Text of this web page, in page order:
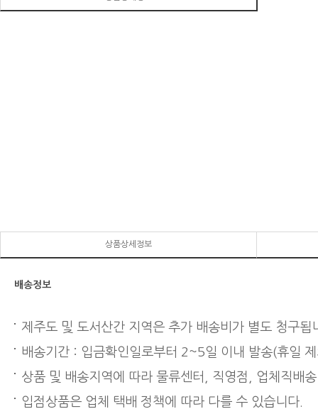
상품상세정보
배송정보
제주도 및 도서산간 지역은 추가 배송비가 별도 청구됩
배송기간 : 입금확인일로부터 2~5일 이내 발송(휴일
상품 및 배송지역에 따라 물류센터, 직영점, 업체직배
입점상품은 업체 택배 정책에 따라 다를 수 있습니다.